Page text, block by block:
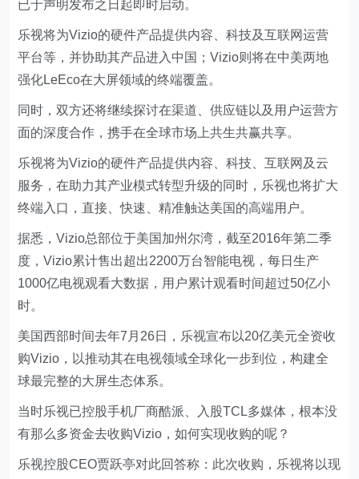
已于声明发布之日起即时启动。
乐视将为Vizio的硬件产品提供内容、科技及互联网运营
平台等，并协助其产品进入中国；Vizio则将在中美两地
强化LeEco在大屏领域的终端覆盖。
同时，双方还将继续探讨在渠道、供应链以及用户运营方
面的深度合作，携手在全球市场上共生共赢共享。
乐视将为Vizio的硬件产品提供内容、科技、互联网及云
服务，在助力其产业模式转型升级的同时，乐视也将扩大
终端入口，直接、快速、精准触达美国的高端用户。
据悉，Vizio总部位于美国加州尔湾，截至2016年第二季
度，Vizio累计售出超出2200万台智能电视，每日生产
1000亿电视观看大数据，用户累计观看时间超过50亿小
时。
美国西部时间去年7月26日，乐视宣布以20亿美元全资收
购Vizio，以推动其在电视领域全球化一步到位，构建全
球最完整的大屏生态体系。
当时乐视已控股手机厂商酷派、入股TCL多媒体，根本没
有那么多资金去收购Vizio，如何实现收购的呢？
乐视控股CEO贾跃亭对此回答称：此次收购，乐视将以现